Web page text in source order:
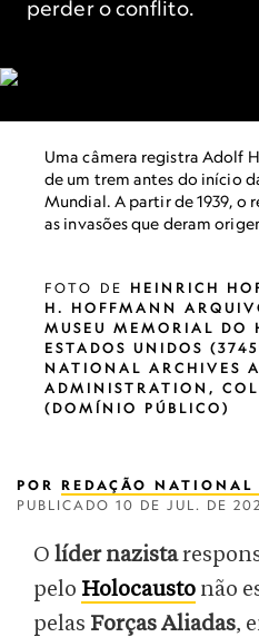
perder o conflito.
Uma câmera registra Adolf
de um trem antes do início
Mundial. A partir de 1939, o
as invasões que deram
FOTO DE HEINRICH
H. HOFFMANN
MUSEU MEMORIAL DO
ESTADOS UNIDOS
NATIONAL ARCHIVES
ADMINISTRATION,
(DOMÍNIO PÚBLICO)
POR REDAÇÃO NATIONAL
PUBLICADO 10 DE JUL. DE
O líder nazista
pelo Holocausto não
pelas Forças Aliadas,